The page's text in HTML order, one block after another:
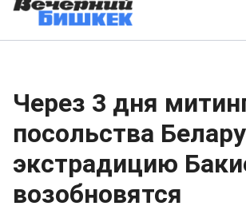
Через 3 дня
посольства
экстрадицию
возобновятся